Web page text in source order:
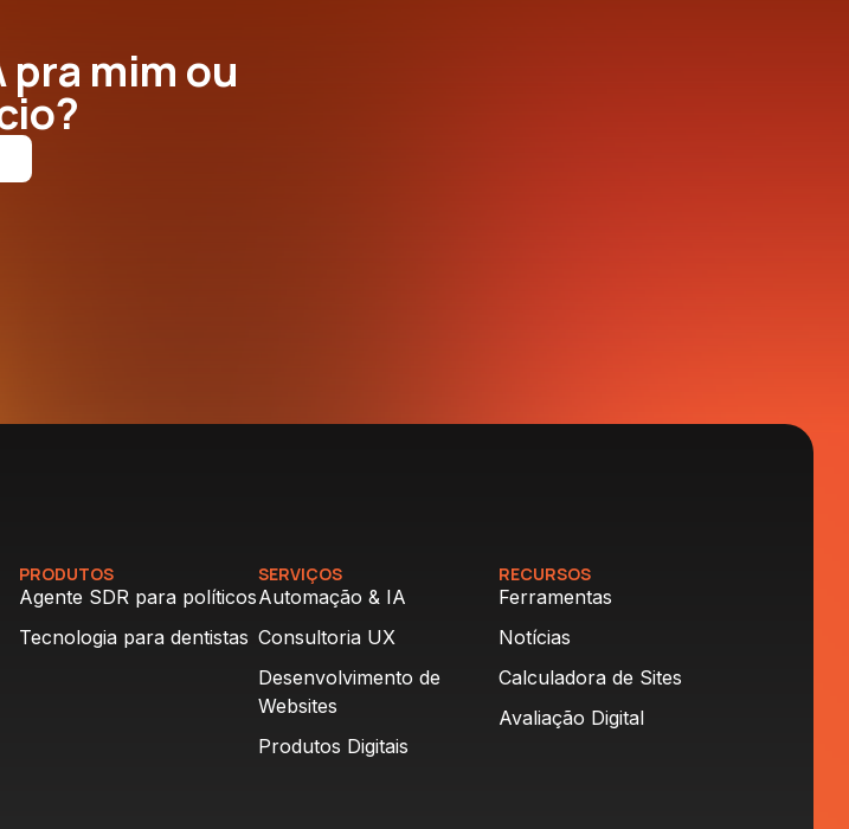
pra mim ou
PRODUTOS
Agente SDR para políticos
Tecnologia para dentistas
SERVIÇOS
Automação & IA
Consultoria UX
Desenvolvimento de
Websites
Produtos Digitais
RECURSOS
Ferramentas
Notícias
Calculadora de Sites
Avaliação Digital